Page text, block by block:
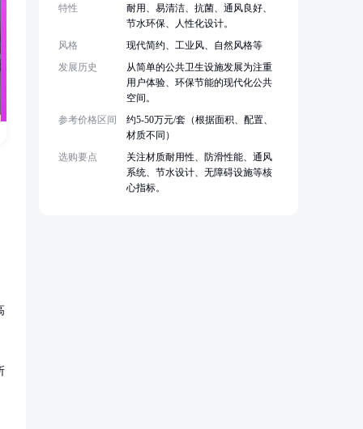
特性
耐用、易清洁、抗菌、通风良好、
节水环保、人性化设计。
风格
现代简约、工业风、自然风格等
发展历史
从简单的公共卫生设施发展为注重
用户体验、环保节能的现代化公共
空间。
参考价格区间
约5-50万元/套（根据面积、配置、
材质不同）
选购要点
关注材质耐用性、防滑性能、通风
系统、节水设计、无障碍设施等核
心指标。